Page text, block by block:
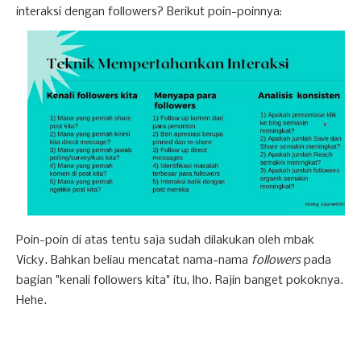
interaksi dengan followers? Berikut poin-poinnya:
Poin-poin di atas tentu saja sudah dilakukan oleh mbak
Vicky. Bahkan beliau mencatat nama-nama followerspada
bagian "kenali followers kita" itu, lho. Rajin banget pokoknya.
Hehe.